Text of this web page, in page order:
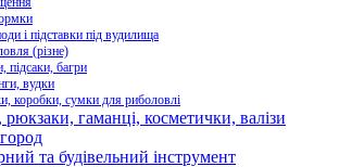
і підставки під вудилища
(різне)
підсаки, багри
вудки
коробки, сумки для риболовлі
гаманці, косметички, валізи
та будівельний інструмент